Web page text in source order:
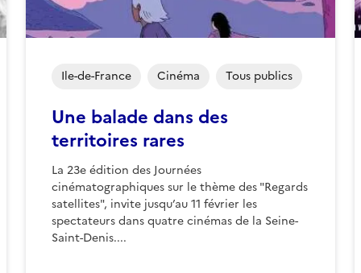
Une balade dans des
territoires rares
La 23e édition des Journées
cinématographiques sur le thème des "Regards
satellites", invite jusqu’au 11 février les
spectateurs dans quatre cinémas de la Seine-
Saint-Denis....
Ile-de-France Cinéma Tous publics